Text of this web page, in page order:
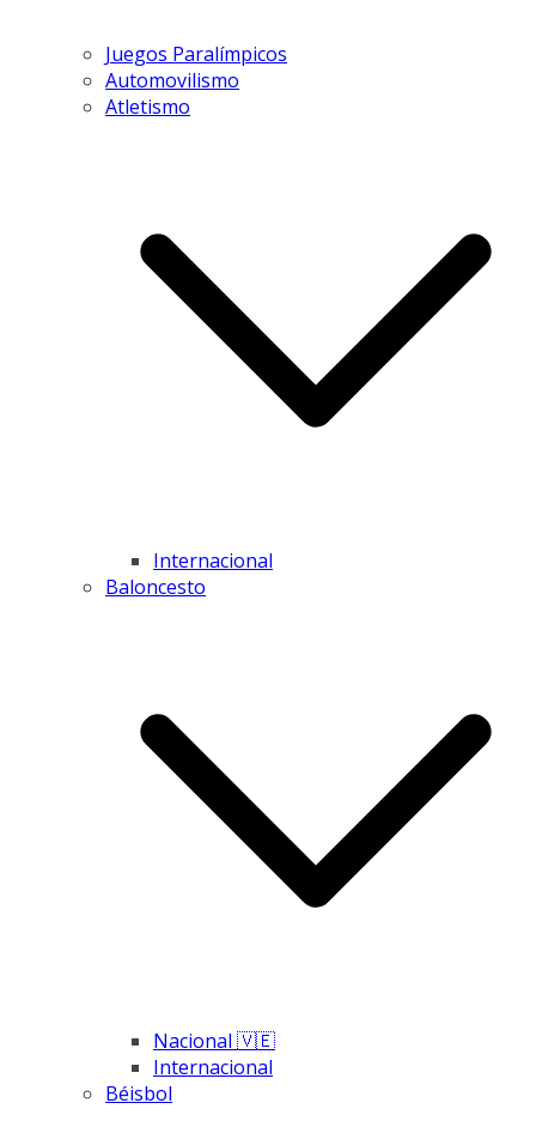
Juegos Paralímpicos
Automovilismo
Atletismo
Internacional
Baloncesto
Nacional 🇻🇪
Internacional
Béisbol